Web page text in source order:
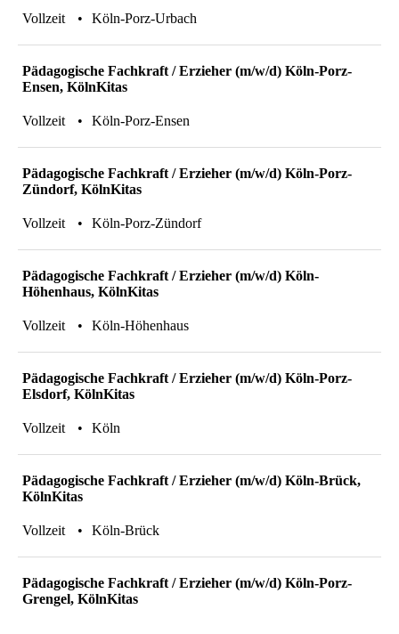
Vollzeit Köln-Porz-Urbach
Pädagogische Fachkraft / Erzieher (m/w/d) Köln-Porz-
Ensen, KölnKitas
Vollzeit Köln-Porz-Ensen
Pädagogische Fachkraft / Erzieher (m/w/d) Köln-Porz-
Zündorf, KölnKitas
Vollzeit Köln-Porz-Zündorf
Pädagogische Fachkraft / Erzieher (m/w/d) Köln-
Höhenhaus, KölnKitas
Vollzeit Köln-Höhenhaus
Pädagogische Fachkraft / Erzieher (m/w/d) Köln-Porz-
Elsdorf, KölnKitas
Vollzeit Köln
Pädagogische Fachkraft / Erzieher (m/w/d) Köln-Brück,
KölnKitas
Vollzeit Köln-Brück
Pädagogische Fachkraft / Erzieher (m/w/d) Köln-Porz-
Grengel, KölnKitas